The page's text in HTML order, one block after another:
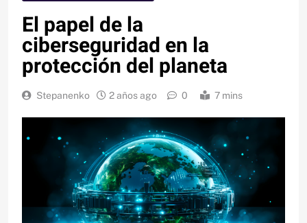
El papel de la
ciberseguridad en la
protección del planeta
Stepanenko 2 años ago 0 7 mins